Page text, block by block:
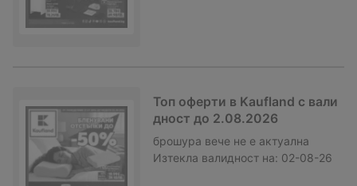
Топ оферти в Kaufland с вали
дност до 2.08.2026
брошура вече не е актуална
Изтекла валидност на: 02-08-26